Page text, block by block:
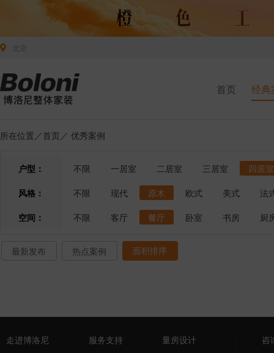
首页 经典
所在位置／首页 ／ 优秀案例
户型： 不限 一居室 二居室 三居室
四居室
风格：
不限 现代 原木 欧式 美式
法
空间：
不限 客厅 餐厅 卧室 书房 厨
最新发布 热点案例 面积排序
走进博洛尼 服务支持 量房设计 咨